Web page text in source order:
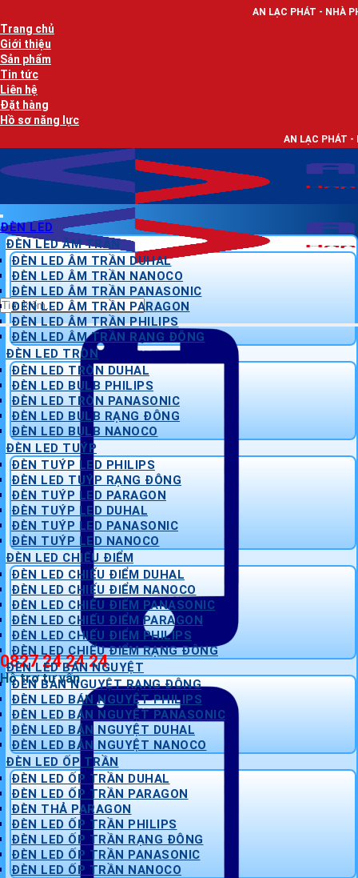
qua
nội
dung
AN LẠC PHÁT - NHÀ PHÂN PHỐI THIẾT
Trang chủ
Giới thiệu
Sản phẩm
Tin tức
Liên hệ
Đặt hàng
Hồ sơ năng lực
AN LẠC PHÁT - NHÀ PHÂN PHỐI
Tìm
kiếm:
0827 24 24 24
Hỗ trợ tư vấn
ĐÈN LED
ĐÈN LED ÂM TRẦN
ĐÈN LED ÂM TRẦN DUHAL
ĐÈN LED ÂM TRẦN NANOCO
ĐÈN LED ÂM TRẦN PANASONIC
ĐÈN LED ÂM TRẦN PARAGON
ĐÈN LED ÂM TRẦN PHILIPS
ĐÈN LED ÂM TRẦN RẠNG ĐÔNG
ĐÈN LED TRÒN
ĐÈN LED TRÒN DUHAL
ĐÈN LED BULB PHILIPS
ĐÈN LED TRÒN PANASONIC
ĐÈN LED BULB RẠNG ĐÔNG
ĐÈN LED BULB NANOCO
ĐÈN LED TUÝP
ĐÈN TUÝP LED PHILIPS
ĐÈN LED TUÝP RẠNG ĐÔNG
ĐÈN TUÝP LED PARAGON
ĐÈN TUÝP LED DUHAL
ĐÈN TUÝP LED PANASONIC
ĐÈN TUÝP LED NANOCO
ĐÈN LED CHIẾU ĐIỂM
ĐÈN LED CHIẾU ĐIỂM DUHAL
ĐÈN LED CHIẾU ĐIỂM NANOCO
ĐÈN LED CHIẾU ĐIỂM PANASONIC
ĐÈN LED CHIẾU ĐIỂM PARAGON
ĐÈN LED CHIẾU ĐIỂM PHILIPS
ĐÈN LED CHIẾU ĐIỂM RẠNG ĐÔNG
ĐÈN LED BÁN NGUYỆT
ĐÈN BÁN NGUYỆT RẠNG ĐÔNG
ĐÈN LED BÁN NGUYỆT PHILIPS
ĐÈN LED BÁN NGUYỆT PANASONIC
ĐÈN LED BÁN NGUYỆT DUHAL
ĐÈN LED BÁN NGUYỆT NANOCO
ĐÈN LED ỐP TRẦN
ĐÈN LED ỐP TRẦN DUHAL
ĐÈN LED ỐP TRẦN PARAGON
ĐÈN THẢ PARAGON
ĐÈN LED ỐP TRẦN PHILIPS
ĐÈN LED ỐP TRẦN RẠNG ĐÔNG
ĐÈN LED ỐP TRẦN PANASONIC
ĐÈN LED ỐP TRẦN NANOCO